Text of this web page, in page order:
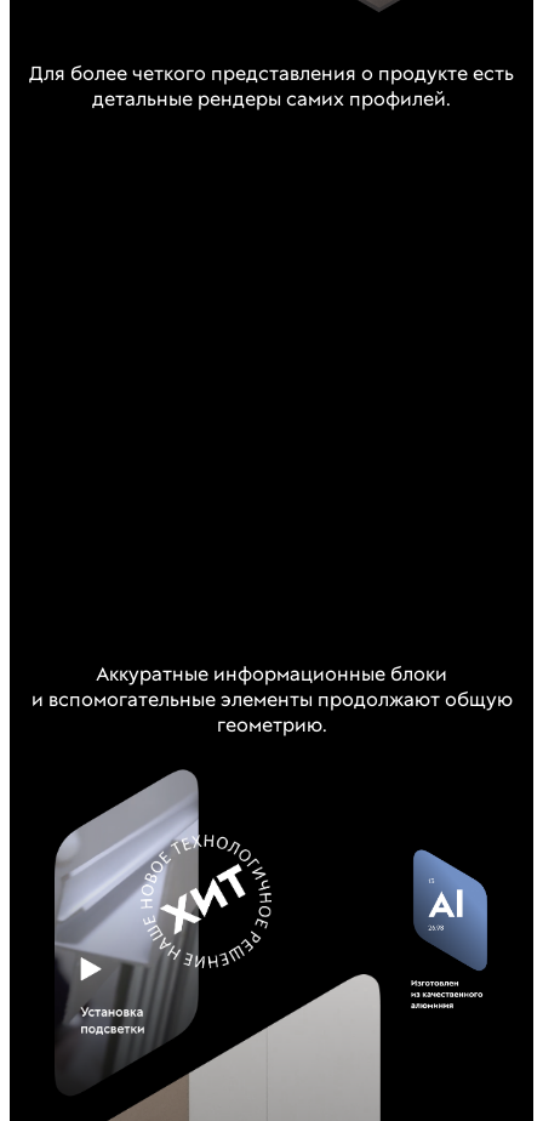
Для более четкого представления о продукте есть
детальные рендеры самих профилей.
Аккуратные информационные блоки
и вспомогательные элементы продолжают общую
геометрию.